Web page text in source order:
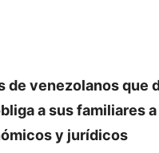
de venezolanos que
a sus familiares
y jurídicos